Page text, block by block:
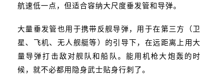
航速低一点，但适合容纳大尺度垂发管和导弹。
大量垂发管也用于携带反舰导弹，用于在第三方（卫
星、飞机、无人舰艇等）的引导下，在远距离上用大
量导弹打击敌对舰队和船队。能用机枪大炮轰的时
候，就不必都用隐身武士贴身行刺了。